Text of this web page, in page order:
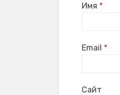
Имя *
Email *
Сайт